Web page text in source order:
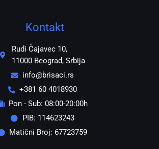
Kontakt
Rudi Čajavec 10,
11000 Beograd, Srbija
info@brisaci.rs
+381 60 4018930
Pon - Sub: 08:00-20:00h
PIB: 114623243
Matični Broj: 67723759